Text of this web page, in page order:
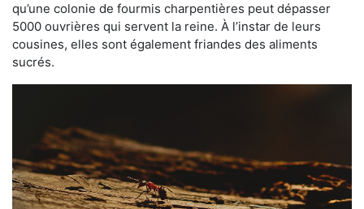
qu’une colonie de fourmis charpentières peut dépasser
5000 ouvrières qui servent la reine. À l’instar de leurs
cousines, elles sont également friandes des aliments
sucrés.